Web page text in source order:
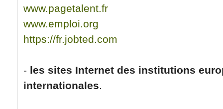
www.pagetalent.fr
www.emploi.org
https://fr.jobted.com
- les sites Internet des institutions
internationales.